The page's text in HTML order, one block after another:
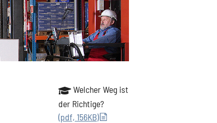
Welcher Weg ist
der Richtige?
(pdf, 156KB)